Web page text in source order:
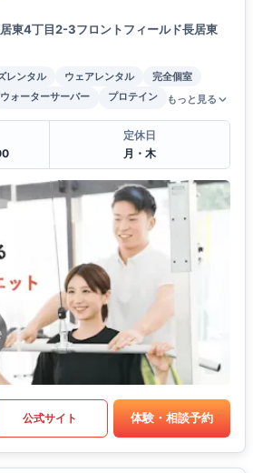
東4丁目2-3フロントフィールド長居東
レンタル ウェアレンタル
完全個室
ウォーターサーバー プロテイン もっと見る
定休日
月・木
公式サイト 体験・相談予約